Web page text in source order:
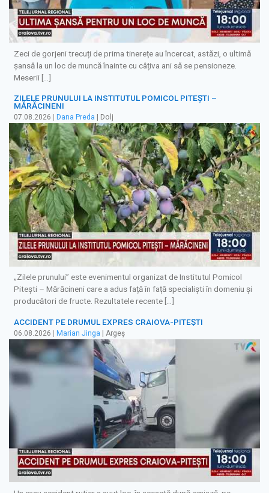
Zeci de gorjeni trecuți de prima tinerețe au încercat, astăzi, o ultimă
șansă la un loc de muncă înainte cu câțiva ani să se pensioneze.
Meserii […]
ZILELE PRUNULUI LA INSTITUTUL POMICOL PITEȘTI –
MĂRĂCINENI
07.08.2026 Dana Preda | Dolj
„Zilele prunului” este evenimentul organizat de Institutul Pomicol
Pitești – Mărăcineni care a adus față în față specialiști în domeniu și
producători de fructe. Rezultatele recente […]
ACCIDENT PE DRUMUL EXPRES CRAIOVA-PITEȘTI
06.08.2026 | Marian Jinga | Argeș